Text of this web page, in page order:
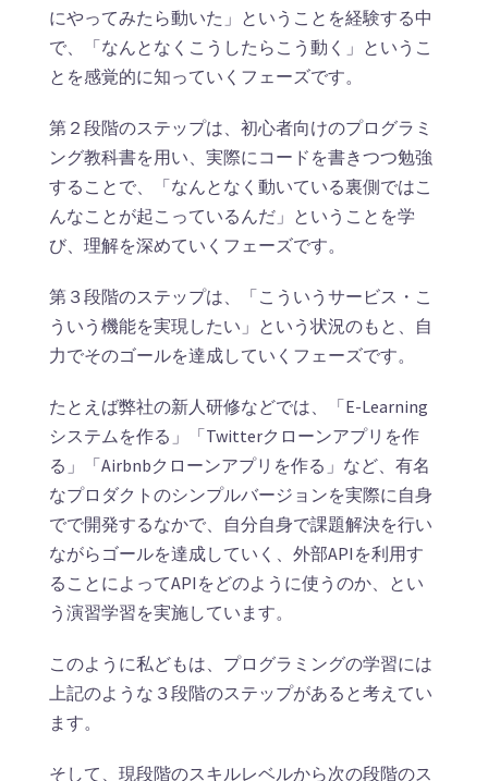
にやってみたら動いた」ということを経験する中
で、「なんとなくこうしたらこう動く」というこ
とを感覚的に知っていくフェーズです。
第２段階のステップは、初心者向けのプログラミ
ング教科書を用い、実際にコードを書きつつ勉強
することで、「なんとなく動いている裏側ではこ
んなことが起こっているんだ」ということを学
び、理解を深めていくフェーズです。
第３段階のステップは、「こういうサービス・こ
ういう機能を実現したい」という状況のもと、自
力でそのゴールを達成していくフェーズです。
たとえば弊社の新人研修などでは、「E-Learning
システムを作る」「Twitterクローンアプリを作
る」「Airbnbクローンアプリを作る」など、有名
なプロダクトのシンプルバージョンを実際に自身
でで開発するなかで、自分自身で課題解決を行い
ながらゴールを達成していく、外部APIを利用す
ることによってAPIをどのように使うのか、とい
う演習学習を実施しています。
このように私どもは、プログラミングの学習には
上記のような３段階のステップがあると考えてい
ます。
そして、現段階のスキルレベルから次の段階のス